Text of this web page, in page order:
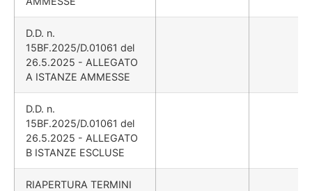
D.D. n.
15BF.2025/D.01061 del
26.5.2025 - ALLEGATO
A ISTANZE AMMESSE
D.D. n.
15BF.2025/D.01061 del
26.5.2025 - ALLEGATO
B ISTANZE ESCLUSE
RIAPERTURA TERMINI